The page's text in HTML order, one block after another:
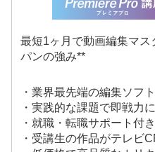
最短1ヶ月で動画編集マ
パンの強み**
・業界最先端の編集ソフ
・実践的な課題で即戦力に
・就職・転職サポート付き
・受講生の作品がテレビ